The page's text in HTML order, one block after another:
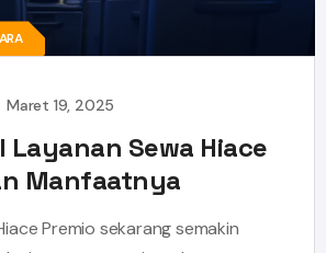
Maret 19, 2025
Sewa Hiace
Manfaatnya
Premio sekarang semakin